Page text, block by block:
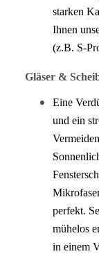
starken
Ihnen
(z.B. S-
Gläser &
Eine
und ein
perfekt.
mühelos
in einem